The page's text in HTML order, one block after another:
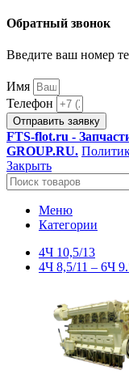
Обратный звонок
Введите ваш номер
Имя
Телефон
Отправить заявку
FTS-flot.ru -
GROUP.RU.
Закрыть
Меню
Категории
4Ч 10,5/13
4Ч 8,5/11 – 6Ч